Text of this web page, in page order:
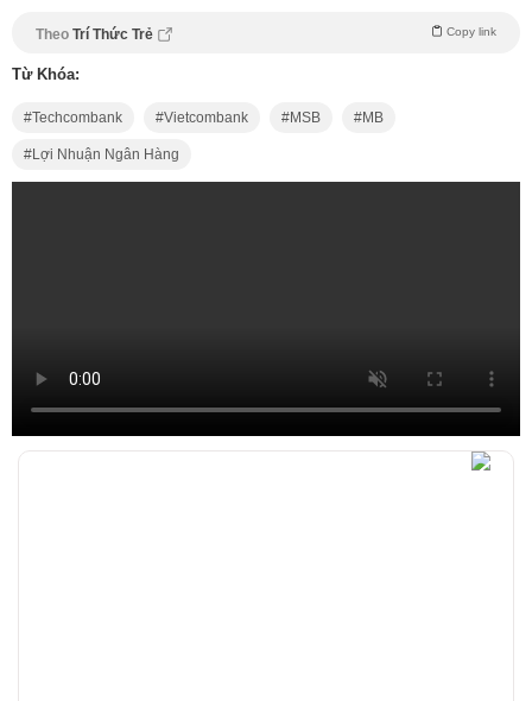
Theo Trí Thức Trẻ Copy link
Từ Khóa:
Techcombank Vietcombank MSB MB
Lợi Nhuận Ngân Hàng